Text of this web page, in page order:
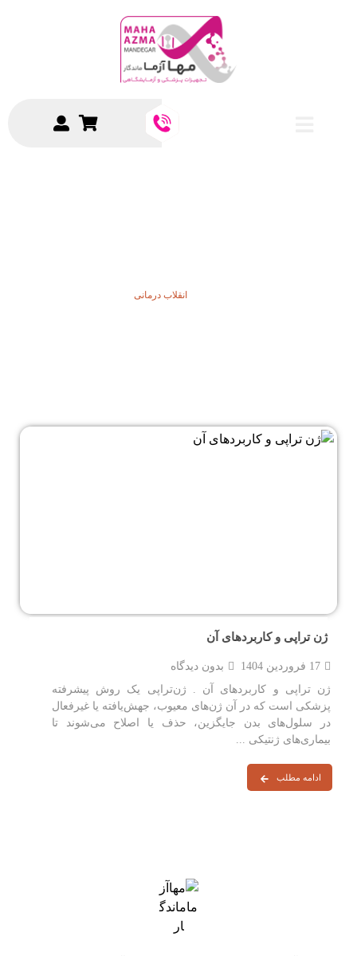
انقلاب درمانی
ژن تراپی و کاربردهای آن
17 فروردین 1404
بدون دیدگاه
ژن تراپی و کاربردهای آن . ژن‌تراپی یک روش پیشرفته
پزشکی است که در آن ژن‌های معیوب، جهش‌یافته یا غیرفعال
در سلول‌های بدن جایگزین، حذف یا اصلاح می‌شوند تا
بیماری‌های ژنتیکی ...
ادامه مطلب